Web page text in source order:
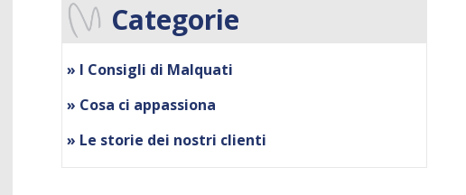
Categorie
» I Consigli di Malquati
» Cosa ci appassiona
» Le storie dei nostri clienti